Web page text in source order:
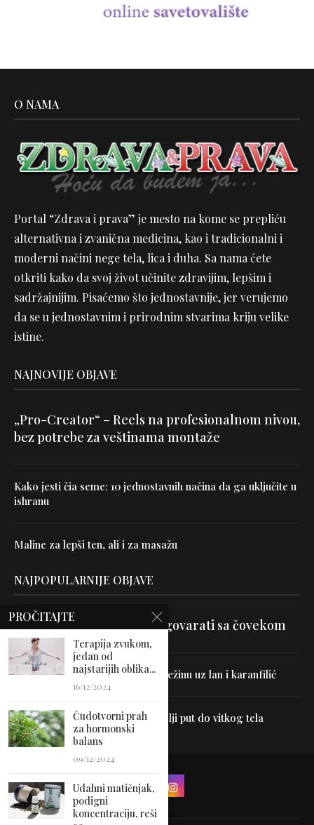
O NAMA
Portal “Zdrava i prava” je mesto na kome se prepliću
alternativna i zvanična medicina, kao i tradicionalni i
moderni načini nege tela, lica i duha. Sa nama ćete
otkriti kako da svoj život učinite zdravijim, lepšim i
sadržajnijim. Pisaćemo što jednostavnije, jer verujemo
da se u jednostavnim i prirodnim stvarima kriju velike
istine.
NAJNOVIJE OBJAVE
„Pro-Creator“ – Reels na profesionalnom nivou,
bez potrebe za veštinama montaže
Kako jesti čia seme: 10 jednostavnih načina da ga uključite u
ishranu
Maline za lepši ten, ali i za masažu
NAJPOPULARNIJE OBJAVE
Velika je veština znati razgovarati sa čovekom
Uništite parazite i normalizujte težinu uz lan i karanfilić
Dr Hajder: Akupunktura je najbolji put do vitkog tela
PROČITAJTE
Terapija zvukom,
jedan od
najstarijih oblika...
16/12/2024
Čudotvorni prah
za hormonski
balans
09/12/2024
Udahni matičnjak,
podigni
koncentraciju, reši